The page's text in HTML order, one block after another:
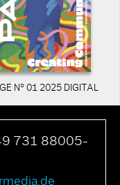
N° 01 2025 DIGITAL
731 88005-